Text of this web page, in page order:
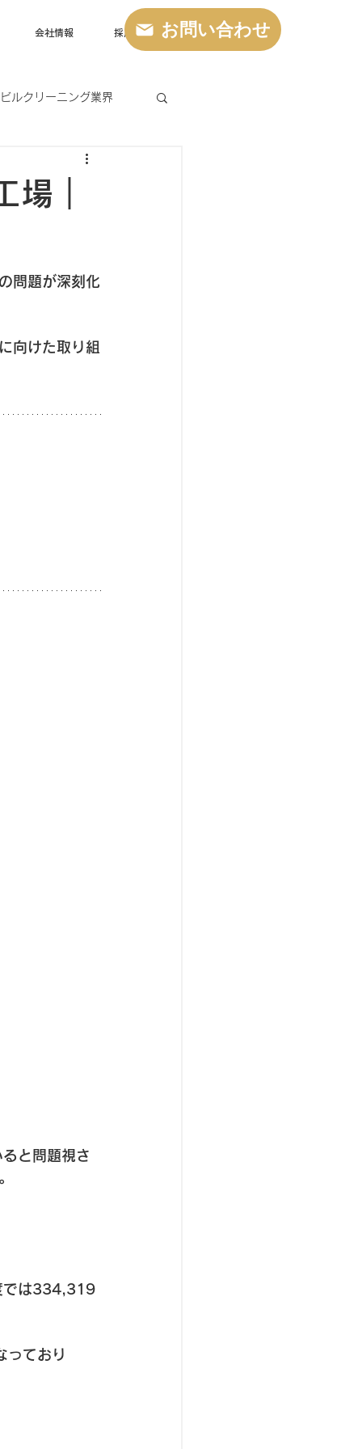
会社情報 採用情報 お問い合わせ
ビルクリーニング業界
｜
問題が深刻化
向けた取り組
と問題視さ
では334,319
ており